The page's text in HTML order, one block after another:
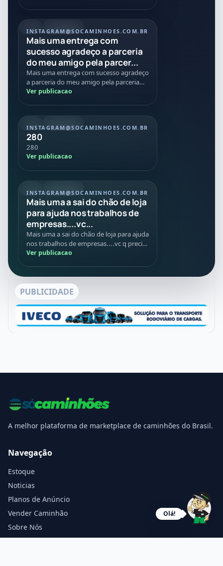
INSTAGRAM@SOCAMINHOES.COM.BR
Mais uma entrega com
sucesso agradeço a parceria
do meu amigo pela parcer...
Mais uma entrega com sucesso agradeço
a parceria do meu amigo pela parceria
nessa negociação Tmj
Ver publicacao
INSTAGRAM@SOCAMINHOES.COM.BR
280
280
Ver publicacao
INSTAGRAM@SOCAMINHOES.COM.BR
Mais uma a sai do chão de loja
para ajuda nos trabalhos de
empresas....vc...
Mais uma a sai do chão de loja para ajuda
nos trabalhos de empresas....vc q precisa
de caminhões máquinas implementos
Ver publicacao
Olá!
PUBLICIDADE
A melhor plataforma de marketplace de caminhões do Brasil.
Navegação
Estoque
Noticias
Planos de Anúncio
Vender Caminhão
Sobre Nós